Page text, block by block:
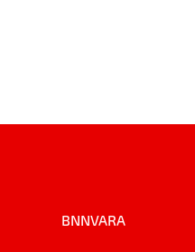
BNNVARA